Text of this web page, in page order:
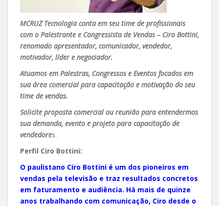
MCRUZ Tecnologia conta em seu time de profissionais
com o Palestrante e Congressista de Vendas – Ciro Bottini,
renomado apresentador, comunicador, vendedor,
motivador, líder e negociador.
Atuamos em Palestras, Congressos e Eventos focados em
sua área comercial para capacitação e motivação do seu
time de vendas.
Solicite proposta comercial ou reunião para entendermos
sua demanda, evento e projeto para capacitação de
vendedores.
Perfil Ciro Bottini:
O paulistano Ciro Bottini é um dos pioneiros em
vendas pela televisão e traz resultados concretos
em faturamento e audiência. Há mais de quinze
anos trabalhando com comunicação, Ciro desde o